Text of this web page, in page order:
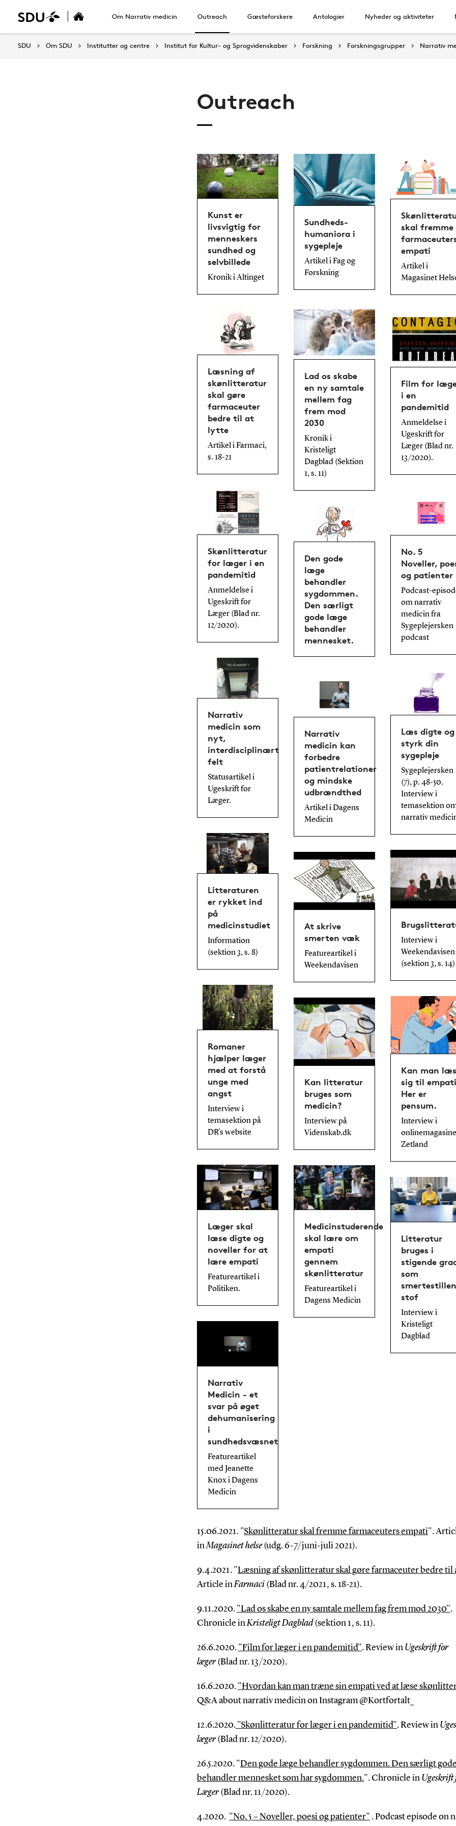
Om Narrativ medicin Outreach Gæsteforskere Antologier Nyheder og aktiviteter
SDU Om SDU Institutter og centre Institut for Kultur- og Sprogvidenskaber Forskning Forskningsgrupper Narrativ
Outreach
Kunst er
livsvigtig for
menneskers
sundhed og
selvbillede
Kronik i Altinget
Læsning af
skønlitteratur
skal gøre
farmaceuter
bedre til at
lytte
Artikel i Farmaci,
s. 18-21
Skønlitteratur
for læger i en
pandemitid
Anmeldelse i
Ugeskrift for
Læger (Blad nr.
12/2020).
Narrativ
medicin som
nyt,
interdisciplinært
felt
Statusartikel i
Ugeskrift for
Læger.
Litteraturen
er rykket ind
på
medicinstudiet
Information
(sektion 3, s. 8)
Romaner
hjælper læger
med at forstå
unge med
angst
Interview i
temasektion på
DR's website
Læger skal
læse digte og
noveller for at
lære empati
Featureartikel i
Politiken.
Narrativ
Medicin - et
svar på øget
dehumanisering
i
sundhedsvæsnet
Featureartikel
med Jeanette
Knox i Dagens
Medicin
Sundheds-
humaniora i
sygepleje
Artikel i Fag og
Forskning
Lad os skabe
en ny samtale
mellem fag
frem mod
2030
Kronik i
Kristeligt
Dagblad (Sektion
1, s. 11)
Den gode
læge
behandler
sygdommen.
Den særligt
gode læge
behandler
mennesket.
Narrativ
medicin kan
forbedre
patientrelationer
og mindske
udbrændthed
Artikel i Dagens
Medicin
At skrive
smerten væk
Featureartikel i
Weekendavisen
Kan litteratur
bruges som
medicin?
Interview på
Videnskab.dk
Medicinstuderende
skal lære om
empati
gennem
skønlitteratur
Featureartikel i
Dagens Medicin
skal fremme
empati
Artikel i
Magasinet
Film for
i en
pandemitid
Anmeldelse i
Ugeskrift for
Læger (Blad nr.
13/2020).
No. 5
Noveller,
og patienter
Podcast-
om narrativ
medicin fra
Sygeplejersken
podcast
Læs digte og
styrk din
sygepleje
Sygeplejersken
(7), p. 48-50.
Interview i
temasektion
narrativ
Interview i
Weekendavisen
(sektion 3, s. 14)
Kan man
sig til
Her er
pensum.
Interview i
Zetland
Litteratur
bruges i
stigende
som
stof
Interview i
Kristeligt
Dagblad
15.06.2021. "Skønlitteratur skal fremme farmaceuters empati".
inMagasinet helse(udg. 6-7/juni-juli 2021).
9.4.2021. "Læsning af skønlitteratur skal gøre farmaceuter bedre til
Article inFarmaci (Blad nr. 4/2021, s. 18-21).
9.11.2020. "Lad os skabe en ny samtale mellem fag frem mod 2030".
Chronicle inKristeligt Dagblad (sektion 1, s. 11).
26.6.2020. "Film for læger i en pandemitid". Review in Ugeskrift for
læger(Blad nr. 13/2020).
16.6.2020. "Hvordan kan man træne sin empati ved at læse
Q&A about narrativ medicin on Instagram @Kortfortalt_
12.6.2020."Skønlitteratur for læger i en pandemitid". Review in
læger(Blad nr. 12/2020).
26.5.2020. "Den gode læge behandler sygdommen. Den særligt
behandler mennesket som har sygdommen.". Chronicle in Ugeskrift
Læger (Blad nr. 11/2020).
4.2020. "No. 5 – Noveller, poesi og patienter" . Podcast episode on